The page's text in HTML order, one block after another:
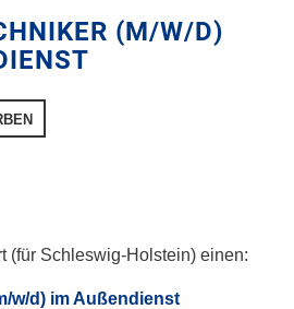
(M/W/D)
(für Schleswig-Holstein) einen:
w/d) im Außendienst